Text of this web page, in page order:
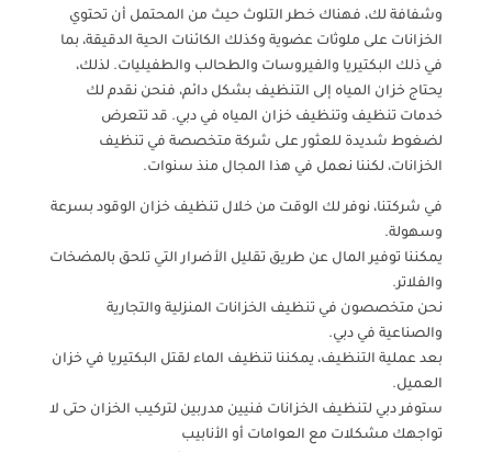
وشفافة لك، فهناك خطر التلوث حيث من المحتمل أن تحتوي
الخزانات على ملوثات عضوية وكذلك الكائنات الحية الدقيقة، بما
في ذلك البكتيريا والفيروسات والطحالب والطفيليات. لذلك،
يحتاج خزان المياه إلى التنظيف بشكل دائم، فنحن نقدم لك
خدمات تنظيف وتنظيف خزان المياه في دبي. قد تتعرض
لضغوط شديدة للعثور على شركة متخصصة في تنظيف
الخزانات، لكننا نعمل في هذا المجال منذ سنوات.
في شركتنا، نوفر لك الوقت من خلال تنظيف خزان الوقود بسرعة
وسهولة.
يمكننا توفير المال عن طريق تقليل الأضرار التي تلحق بالمضخات
والفلاتر.
نحن متخصصون في تنظيف الخزانات المنزلية والتجارية
والصناعية في دبي.
بعد عملية التنظيف، يمكننا تنظيف الماء لقتل البكتيريا في خزان
العميل.
ستوفر دبي لتنظيف الخزانات فنيين مدربين لتركيب الخزان حتى لا
تواجهك مشكلات مع العوامات أو الأنابيب